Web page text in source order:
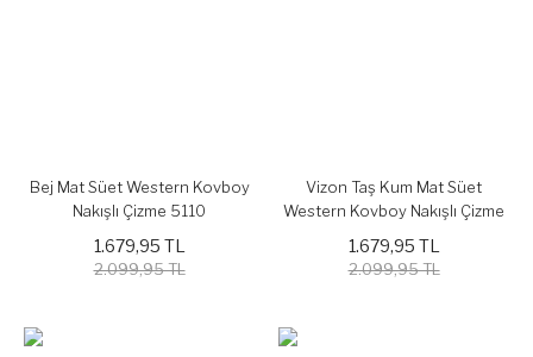
Bej Mat Süet Western Kovboy
Nakışlı Çizme 5110
1.679,95 TL
2.099,95 TL
Vizon Taş Kum Mat Süet
Western Kovboy Nakışlı Çizme
1.679,95 TL
2.099,95 TL